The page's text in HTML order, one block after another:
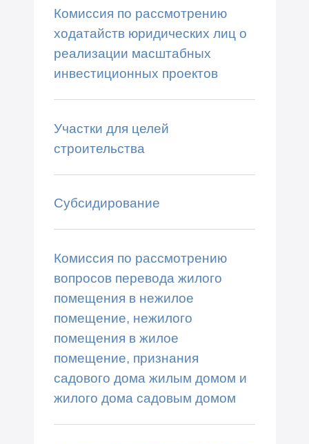
Комиссия по рассмотрению
ходатайств юридических лиц о
реализации масштабных
инвестиционных проектов
Участки для целей
строительства
Субсидирование
Комиссия по рассмотрению
вопросов перевода жилого
помещения в нежилое
помещение, нежилого
помещения в жилое
помещение, признания
садового дома жилым домом и
жилого дома садовым домом